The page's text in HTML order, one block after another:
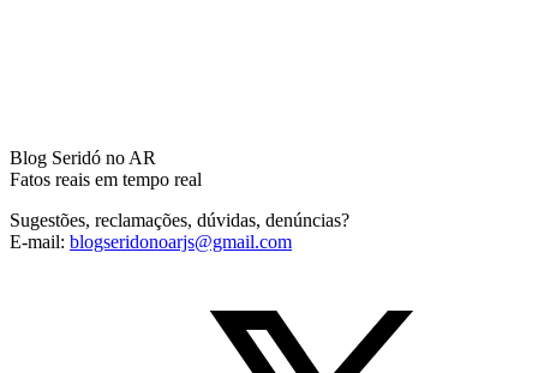
Blog Seridó no AR
Fatos reais em tempo real
Sugestões, reclamações, dúvidas, denúncias?
E-mail: blogseridonoarjs@gmail.com